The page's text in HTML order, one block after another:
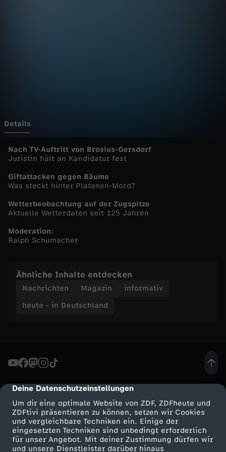
cmp-dialog-description
Deine Datenschutzeinstellungen
Um dir eine optimale Website von ZDF, ZDFheute und
ZDFtivi präsentieren zu können, setzen wir Cookies
und vergleichbare Techniken ein. Einige der
eingesetzten Techniken sind unbedingt erforderlich
für unser Angebot. Mit deiner Zustimmung dürfen wir
und unsere Dienstleister darüber hinaus
s
c
h
l
n
d
-
u
t
e
-
Details
Nach TV-Auftritt von Brosius-Gersdorf
Juristin hält an Kandidatur fest
Giftattacken gegen Bäume
Was steckt hinter Platanen-Mord?
Wetterbeobachtung auf der Zugspitze
Aktuelle Wetterdaten seit 125 Jahren
Moderation:
Ralph Schumacher
Ähnliche Inhalte entdecken
Nachrichten Magazin
informativ
heute - in Deutschland
Mehr ZDF Service